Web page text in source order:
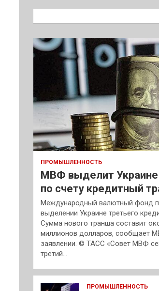
к
ПРОМЫШЛЕННОСТЬ
МВФ выделит Украине
по счету кредитный
Международный валютный фонд
выделении Украине третьего
Сумма нового транша составит
миллионов долларов, сообщает
заявлении. © ТАСС «Совет МВФ
третий…
ПРОМЫШЛЕННОСТЬ